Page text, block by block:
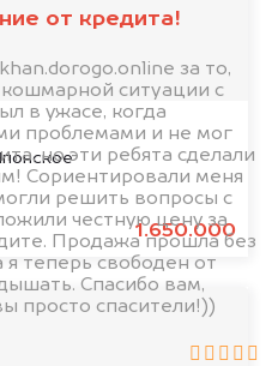
1.650.000
от кредита!
за то,
ситуации с
в ужасе, когда
проблемами и не мог
но эти ребята сделали
Сориентировали меня
решить вопросы с
честную цену за
Продажа прошла без
я теперь свободен от
Спасибо вам,
просто спасители!))